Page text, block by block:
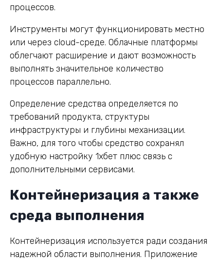
процессов.
Инструменты могут функционировать местно
или через cloud-среде. Облачные платформы
облегчают расширение и дают возможность
выполнять значительное количество
процессов параллельно.
Определение средства определяется по
требований продукта, структуры
инфраструктуры и глубины механизации.
Важно, для того чтобы средство сохранял
удобную настройку 1хбет плюс связь с
дополнительными сервисами.
Контейнеризация а также
среда выполнения
Контейнеризация используется ради создания
надежной области выполнения. Приложение